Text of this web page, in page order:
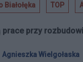
Białołęka TOP
prace przy
Agnieszka Wielgołaska